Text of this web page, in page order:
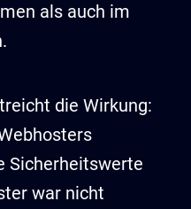
als auch im
die Wirkung:
Sicherheitswerte
war nicht